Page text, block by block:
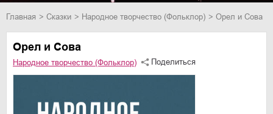
Главная сказки Народное творчество (Фольклор) Орел и Сова
Орел и Сова
Народное творчество (Фольклор) Поделиться